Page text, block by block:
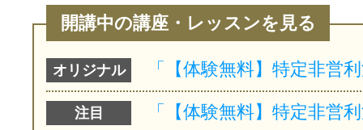
開講中の講座・レッスンを見る
オリジナル
注目